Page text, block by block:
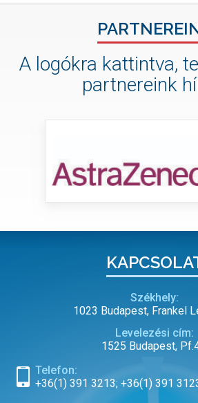
A logókra kattintva,
partnereink
Székhely:
1023 Budapest, Frankel
Levelezési cím:
1525 Budapest,
Telefon:
+36(1) 391 3213; +36(1) 391